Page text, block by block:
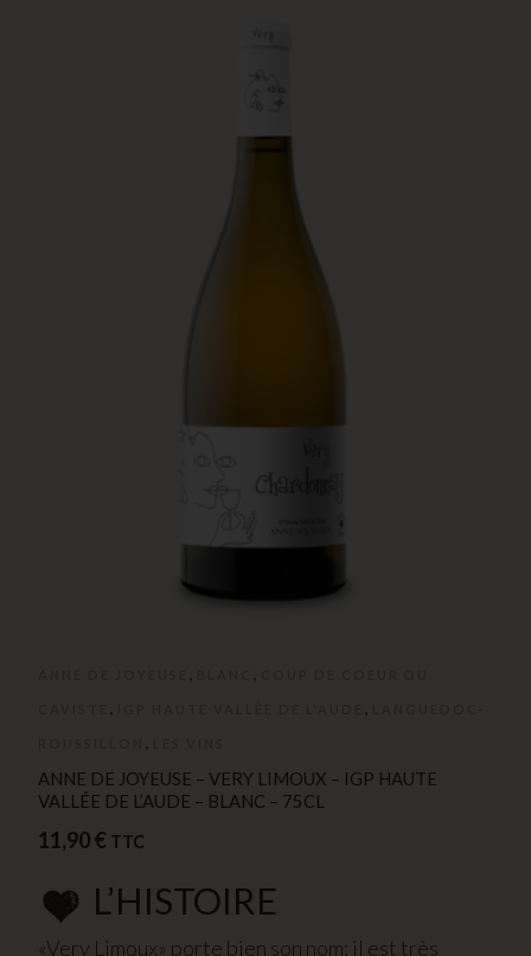
, ,
, ,
,
ANNE DE JOYEUSE – VERY LIMOUX – IGP HAUTE
VALLÉE DE L’AUDE – BLANC – 75CL
11,90€ TTC
L’HISTOIRE
«Very Limoux» porte bien son nom: il est très